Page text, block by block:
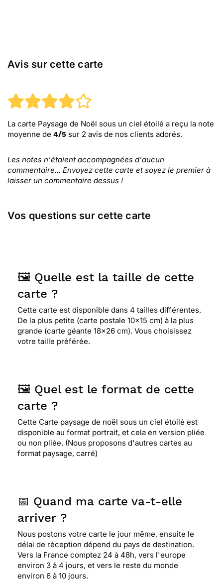
Avis sur cette carte
La carte Paysage de Noël sous un ciel étoilé a reçu la note
moyenne de 4/5 sur 2 avis de nos clients adorés.
Les notes n'étaient accompagnées d'aucun
commentaire... Envoyez cette carte et soyez le premier à
laisser un commentaire dessus !
Vos questions sur cette carte
🖼️ Quelle est la taille de cette
carte ?
Cette carte est disponible dans 4 tailles différentes.
De la plus petite (carte postale 10x15 cm) à la plus
grande (carte géante 18x26 cm). Vous choisissez
votre taille préférée.
🖼️ Quel est le format de cette
carte ?
Cette Carte paysage de noël sous un ciel étoilé est
disponible au format portrait, et cela en version pliée
ou non pliée. (Nous proposons d'autres cartes au
format paysage, carré)
📅 Quand ma carte va-t-elle
arriver ?
Nous postons votre carte le jour même, ensuite le
délai de réception dépend du pays de destination.
Vers la France comptez 24 à 48h, vers l'europe
environ 3 à 4 jours, et vers le reste du monde
environ 6 à 10 jours.